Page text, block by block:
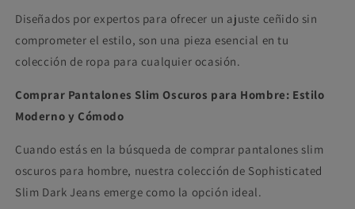
Diseñados por expertos para ofrecer un ajuste ceñido sin
comprometer el estilo, son una pieza esencial en tu
colección de ropa para cualquier ocasión.
Comprar Pantalones Slim Oscuros para Hombre: Estilo
Moderno y Cómodo
Cuando estás en la búsqueda de comprar pantalones slim
oscuros para hombre, nuestra colección de Sophisticated
Slim Dark Jeans emerge como la opción ideal.